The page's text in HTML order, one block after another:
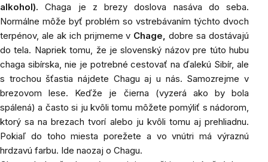
alkohol). Chaga je z brezy doslova nasáva do seba.
Normálne môže byť problém so vstrebávaním týchto dvoch
terpénov, ale ak ich prijmeme v Chage, dobre sa dostávajú
do tela. Napriek tomu, že je slovenský názov pre túto hubu
chaga sibírska, nie je potrebné cestovať na ďalekú Sibír, ale
s trochou šťastia nájdete Chagu aj u nás. Samozrejme v
brezovom lese. Keďže je čierna (vyzerá ako by bola
spálená) a často si ju kvôli tomu môžete pomýliť s nádorom,
ktorý sa na brezach tvorí alebo ju kvôli tomu aj prehliadnu.
Pokiaľ do toho miesta porežete a vo vnútri má výraznú
hrdzavú farbu. Ide naozaj o Chagu.